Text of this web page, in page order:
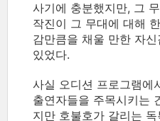
사기에 충분했지만, 그
작진이 그 무대에 대해
감만큼을 채울 만한 자
있었다.
사실 오디션 프로그램에
출연자들을 주목시키는
지만 호불호가 갈리는